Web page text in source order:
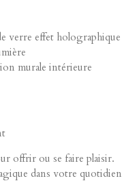
verre effet holographique
murale intérieure
offrir ou se faire plaisir.
dans votre quotidien